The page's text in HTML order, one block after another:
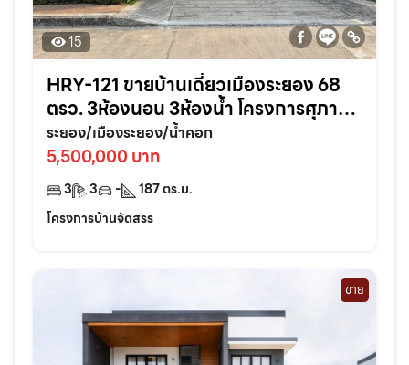
15
HRY-121 ขายบ้านเดี่ยวเมืองระยอง 68
ตรว. 3ห้องนอน 3ห้องน้ำ โครงการศุภาลัย
การ์เด้นวิลล์ ใกล้เซ็นทรัล3กม. จ.ระยอง
ระยอง/เมืองระยอง/น้ำคอก
5,500,000 บาท
3 3 - 187ตร.ม.
โครงการบ้านจัดสรร
ขาย